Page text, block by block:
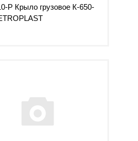
P Крыло грузовое К-650-